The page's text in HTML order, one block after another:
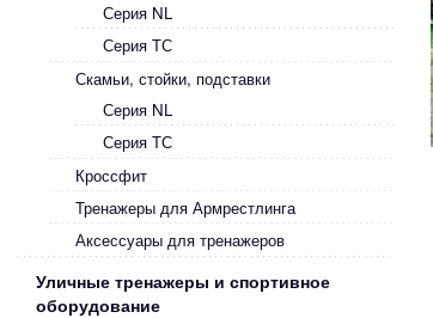
Серия NL
Серия ТС
Скамьи, стойки, подставки
Серия NL
Серия ТС
Кроссфит
Тренажеры для Армрестлинга
Аксессуары для тренажеров
Уличные тренажеры и спортивное
оборудование